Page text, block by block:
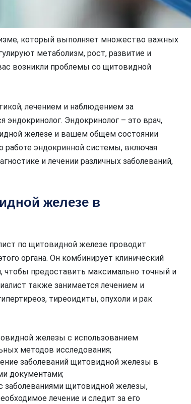
который выполняет множество важных
метаболизм, рост, развитие и
возникли проблемы со щитовидной
лечением и наблюдением за
Эндокринолог – это врач,
железе и вашем общем состоянии
эндокринной системы, включая
и лечении различных заболеваний,
железе в
по щитовидной железе проводит
органа. Он комбинирует клинический
предоставить максимально точный и
также занимается лечением и
тиреоидиты, опухоли и рак
железы с использованием
методов исследования;
заболеваний щитовидной железы в
документами;
щитовидной железы,
лечение и следит за его